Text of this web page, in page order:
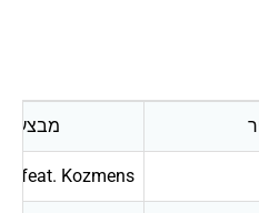
מבצעים
feat. Kozmens